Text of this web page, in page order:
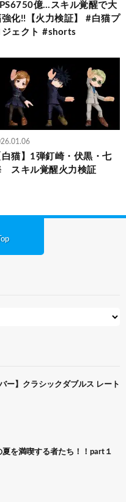
億…スキル覚醒で大
強化!!【火力検証】 #白猫プ
ジェクト #shorts
白猫】1弾釘崎・伏黒・七
スキル覚醒火力検証
ー】クラシックダブルス レート
夏を満喫する者たち！！part１